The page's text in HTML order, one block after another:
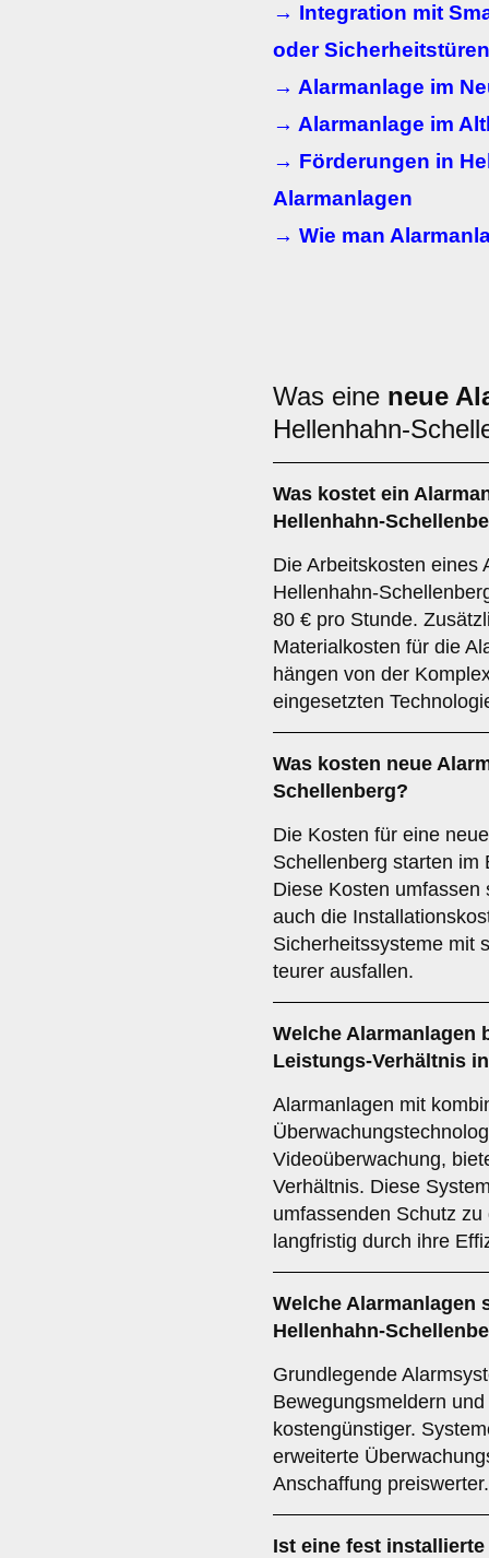
→ Integration mit
oder Sicherheitstüren
→ Alarmanlage im
→ Alarmanlage im
→ Förderungen in
Alarmanlagen
→ Wie man
Was eine neue
Hellenhahn-
Was kostet ein
Hellenhahn-
Die Arbeitskosten eines
Hellenhahn-
80 € pro Stunde.
Materialkosten für die
hängen von der
eingesetzten
Was kosten neue
Schellenberg?
Die Kosten für eine
Schellenberg starten im
Diese Kosten umfassen
auch die
Sicherheitssysteme mit
teurer ausfallen.
Welche Alarmanlagen
Leistungs-Verhältnis
Alarmanlagen mit
Videoüberwachung,
Verhältnis. Diese
umfassenden Schutz
langfristig durch ihre
Welche Alarmanlagen
Hellenhahn-
Grundlegende
Bewegungsmeldern
kostengünstiger.
erweiterte
Anschaffung preiswerter.
Ist eine fest